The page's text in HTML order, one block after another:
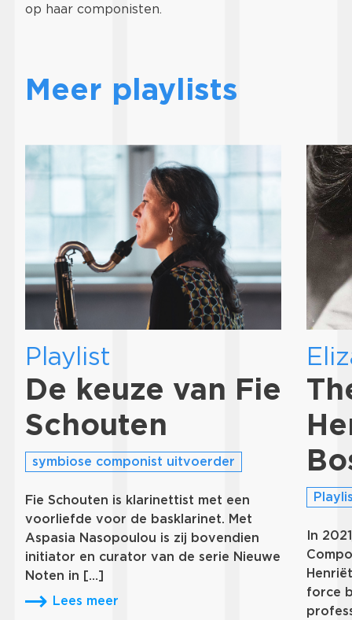
op haar componisten.
Meer playlists
Playlist
De keuze van Fie
Schouten
symbiose componist uitvoerder
Fie Schouten is klarinettist met een
voorliefde voor de basklarinet. Met
Aspasia Nasopoulou is zij bovendien
initiator en curator van de serie Nieuwe
Noten in […]
Lees meer
In
force